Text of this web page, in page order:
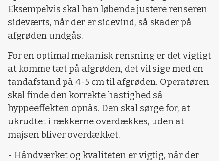
Eksempelvis skal han løbende justere renseren
sideværts, når der er sidevind, så skader på
afgrøden undgås.
For en optimal mekanisk rensning er det vigtigt
at komme tæt på afgrøden, det vil sige med en
tandafstand på 4-5 cm til afgrøden. Operatøren
skal finde den korrekte hastighed så
hyppeeffekten opnås. Den skal sørge for, at
ukrudtet i rækkerne overdækkes, uden at
majsen bliver overdækket.
- Håndværket og kvaliteten er vigtig, når der